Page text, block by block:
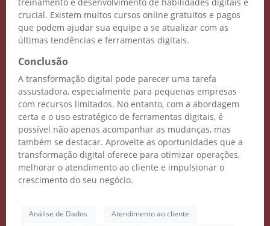
crucial. Existem muitos cursos online gratuitos e pagos
que podem ajudar sua equipe a se atualizar com as
últimas tendências e ferramentas digitais.
Conclusão
A transformação digital pode parecer uma tarefa
assustadora, especialmente para pequenas empresas
com recursos limitados. No entanto, com a abordagem
certa e o uso estratégico de ferramentas digitais, é
possível não apenas acompanhar as mudanças, mas
também se destacar. Aproveite as oportunidades que a
transformação digital oferece para otimizar operações,
melhorar o atendimento ao cliente e impulsionar o
crescimento do seu negócio.
Análise de Dados Atendimento ao cliente